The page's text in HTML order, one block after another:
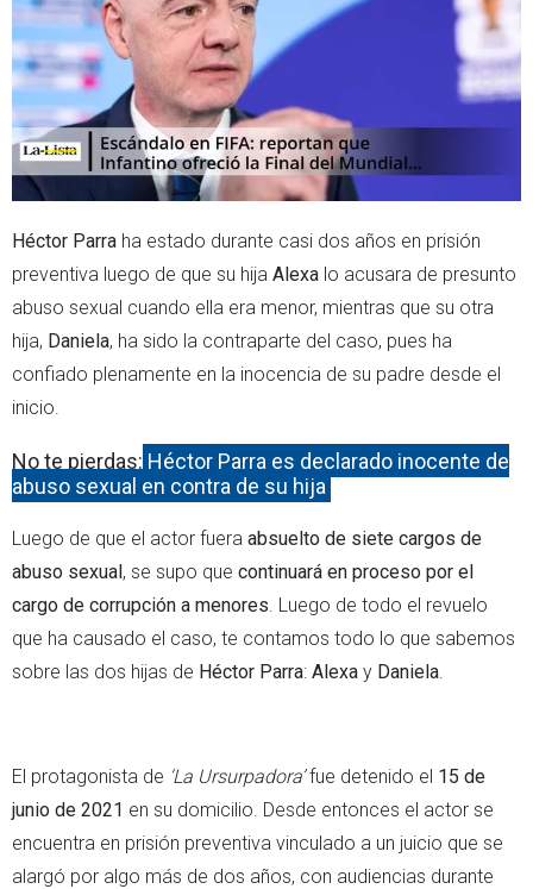
r
p
p
Héctor Parra ha estado durante casi dos años en prisión
preventiva luego de que su hija Alexa lo acusara de presunto
abuso sexual cuando ella era menor, mientras que su otra
hija, Daniela, ha sido la contraparte del caso, pues ha
confiado plenamente en la inocencia de su padre desde el
inicio.
No te pierdas: Héctor Parra es declarado inocente de
abuso sexual en contra de su hija
Luego de que el actor fuera absuelto de siete cargos de
abuso sexual, se supo que continuará en proceso por el
cargo de corrupción a menores . Luego de todo el revuelo
que ha causado el caso, te contamos todo lo que sabemos
sobre las dos hijas de Héctor Parra: Alexa y Daniela
El protagonista de ‘La Ursurpadora’fue detenido el 15 de
junio de 2021 en su domicilio. Desde entonces el actor se
encuentra en prisión preventiva vinculado a un juicio que se
alargó por algo más de dos años, con audiencias durante